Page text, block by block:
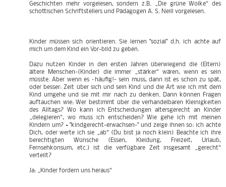
Geschichten mehr vorgelesen, sondern z.B. „Die grüne Wolke“ des
schottischen Schriftstellers und Pädagogen A. S. Neill vorgelesen.
Kinder müssen sich orientieren. Sie lernen "sozial" d.h. ich achte auf
mich um dem Kind ein Vor-bild zu geben.
Dazu nutzen Kinder in den ersten Jahren überwiegend die (Eltern)
ältere Menschen-(Kinder) die immer „stärker“ wären, wenn es sein
müsste. Aber wenn es –häufig!- sein muss, dann ist es schon zu spät,
oder besser: Zeit über sich und sein Kind und die Art wie ich mit dem
Kind umgehe und sie mit mir nach zu denken. Dann können Fragen
auftauchen wie: Wer bestimmt über die verhandelbaren Kleinigkeiten
des Alltags? Wo kann ich Entscheidungen altersgerecht an Kinder
„delegieren“, wo muss ich entscheiden? Wie gehe ich mit meinen
Kindern um? = "kindgerecht-erwachsen-" und zeige ihnen so: ich achte
Dich, oder werte ich sie „ab“ (Du bist ja noch klein) Beachte ich ihre
berechtigten Wünsche (Essen, Kleidung, Freizeit, Urlaub,
Fernsehkonsum, etc.) ist die verfügbare Zeit insgesamt „gerecht“
verteilt?
Ja: „Kinder fordern uns heraus“